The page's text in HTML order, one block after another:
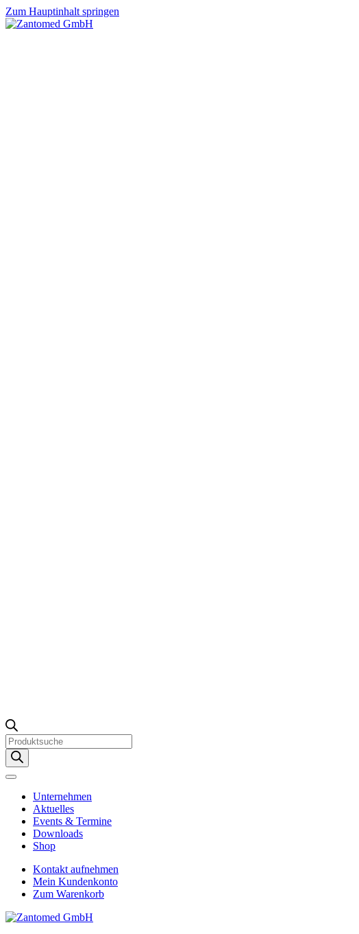
Zum Hauptinhalt springen
Products
search
Unternehmen
Aktuelles
Events & Termine
Downloads
Shop
Kontakt aufnehmen
Mein Kundenkonto
Zum Warenkorb